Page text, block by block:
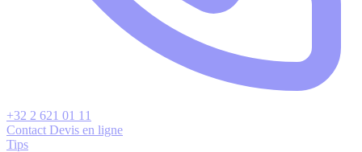
+32 2 621 01 11
Contact Devis en ligne
Tips